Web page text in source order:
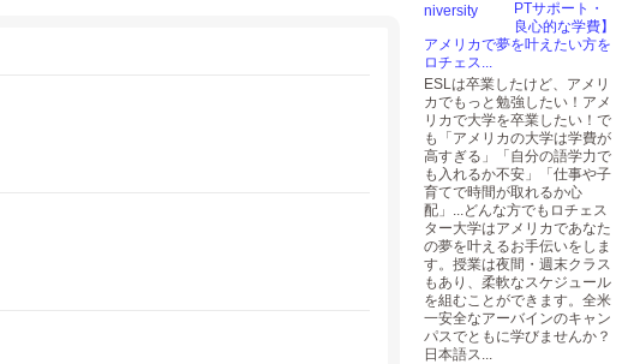
PTサポート・
良心的な学費】
アメリカで夢を叶えたい方を
ロチェス...
ESLは卒業したけど、アメリ
カでもっと勉強したい！アメ
リカで大学を卒業したい！で
も「アメリカの大学は学費が
高すぎる」「自分の語学力で
も入れるか不安」「仕事や子
育てで時間が取れるか心
配」...どんな方でもロチェス
ター大学はアメリカであなた
の夢を叶えるお手伝いをしま
す。授業は夜間・週末クラス
もあり、柔軟なスケジュール
を組むことができます。全米
一安全なアーバインのキャン
パスでともに学びませんか？
日本語ス...